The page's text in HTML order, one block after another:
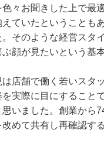
々お聞きした上で最
ていたということも
そのような経営スタ
顔が見たいという基
店舗で働く若いスタ
実際に目にすること
いました。創業から
めて共有し再確認す